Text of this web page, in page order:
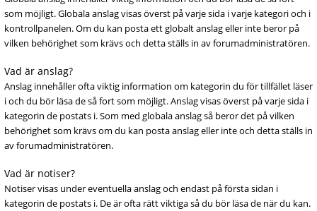
som möjligt. Globala anslag visas överst på varje sida i varje kategori och i
kontrollpanelen. Om du kan posta ett globalt anslag eller inte beror på
vilken behörighet som krävs och detta ställs in av forumadministratören.
Vad är anslag?
Anslag innehåller ofta viktig information om kategorin du för tillfället läser
i och du bör läsa de så fort som möjligt. Anslag visas överst på varje sida i
kategorin de postats i. Som med globala anslag så beror det på vilken
behörighet som krävs om du kan posta anslag eller inte och detta ställs in
av forumadministratören.
Vad är notiser?
Notiser visas under eventuella anslag och endast på första sidan i
kategorin de postats i. De är ofta rätt viktiga så du bör läsa de när du kan.